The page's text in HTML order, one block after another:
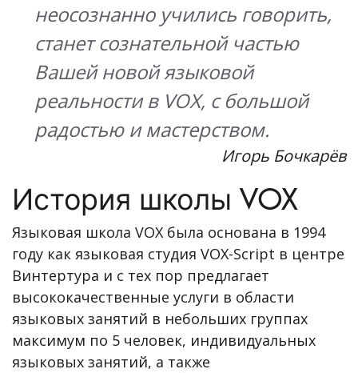
неосознанно учились говорить,
станет сознательной частью
Вашей новой языковой
реальности в VOX, с большой
радостью и мастерством.
Игорь Бочкарёв
История школы VOX
Языковая школа VOX была основана в 1994
году как языковая студия VOX-Script в центре
Винтертура и с тех пор предлагает
высококачественные услуги в области
языковых занятий в небольших группах
максимум по 5 человек, индивидуальных
языковых занятий, а также